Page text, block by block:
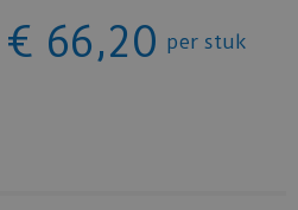
€ 66,20 per stuk